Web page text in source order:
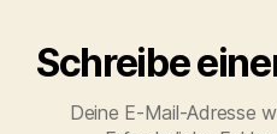
Schreibe
Deine E-Mail-Adresse